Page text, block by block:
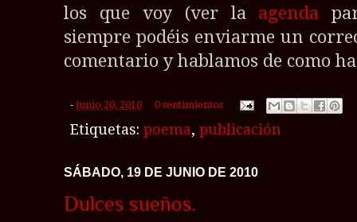
los que voy (ver la agenda
siempre podéis enviarme un
comentario y hablamos de como
- junio 20, 2010 0 sentimientos
Etiquetas: poema, publicación
SÁBADO, 19 DE JUNIO DE 2010
Dulces sueños.